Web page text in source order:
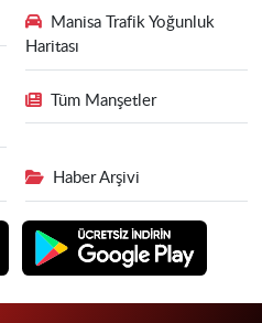
Manisa Trafik Yoğunluk
Haritası
Tüm Manşetler
Haber Arşivi